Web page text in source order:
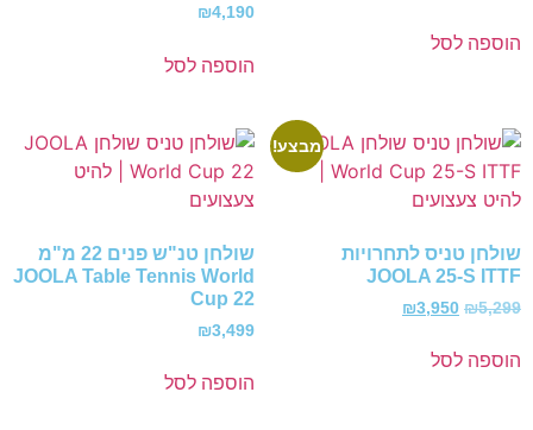
הוספה לסל
₪4,190
הוספה לסל
מבצע!
שולחן טניס לתחרויות
JOOLA 25-S ITTF
₪5,299
₪3,950
הוספה לסל
שולחן טנ"ש פנים 22 מ"מ
JOOLA Table Tennis World
Cup 22
₪3,499
הוספה לסל